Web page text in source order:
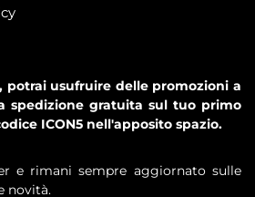
potrai usufruire delle promozioni a
spedizione gratuita sul tuo primo
ICON5 nell'apposito spazio.
e rimani sempre aggiornato sulle
novità.